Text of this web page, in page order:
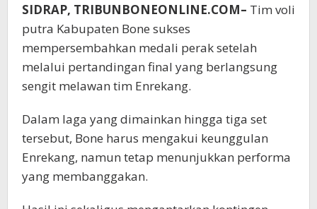
SIDRAP, TRIBUNBONEONLINE.COM– Tim voli
putra Kabupaten Bone sukses
mempersembahkan medali perak setelah
melalui pertandingan final yang berlangsung
sengit melawan tim Enrekang.
Dalam laga yang dimainkan hingga tiga set
tersebut, Bone harus mengakui keunggulan
Enrekang, namun tetap menunjukkan performa
yang membanggakan.